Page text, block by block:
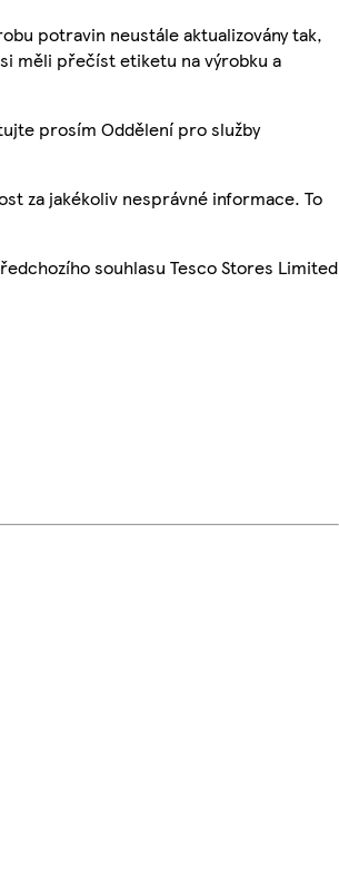
potravin neustále aktualizovány tak,
měli přečíst etiketu na výrobku a
prosím Oddělení pro služby
za jakékoliv nesprávné informace. To
souhlasu Tesco Stores Limited